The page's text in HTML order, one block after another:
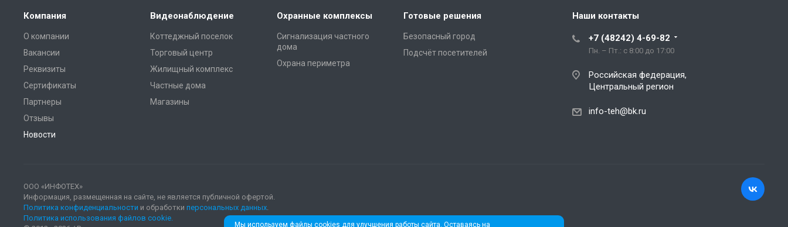
Компания
О компании
Вакансии
Реквизиты
Сертификаты
Партнеры
Отзывы
Новости
Видеонаблюдение
Коттеджный поселок
Торговый центр
Жилищный комплекс
Частные дома
Магазины
Охранные комплексы
Сигнализация частного
дома
Охрана периметра
Готовые решения
Безопасный город
Подсчёт посетителей
Наши контакты
+7 (48242) 4-69-82
Пн. – Пт.: с 8:00 до 17:00
Российская федерация,
Центральный регион
info-teh@bk.ru
ООО «ИНФОТЕХ»
Информация, размещенная на сайте, не является публичной офертой.
Политика конфиденциальности и обработки персональных данных.
Политика использования файлов cookie.
Мы используем файлы cookies для улучшения работы сайта. Оставаясь на